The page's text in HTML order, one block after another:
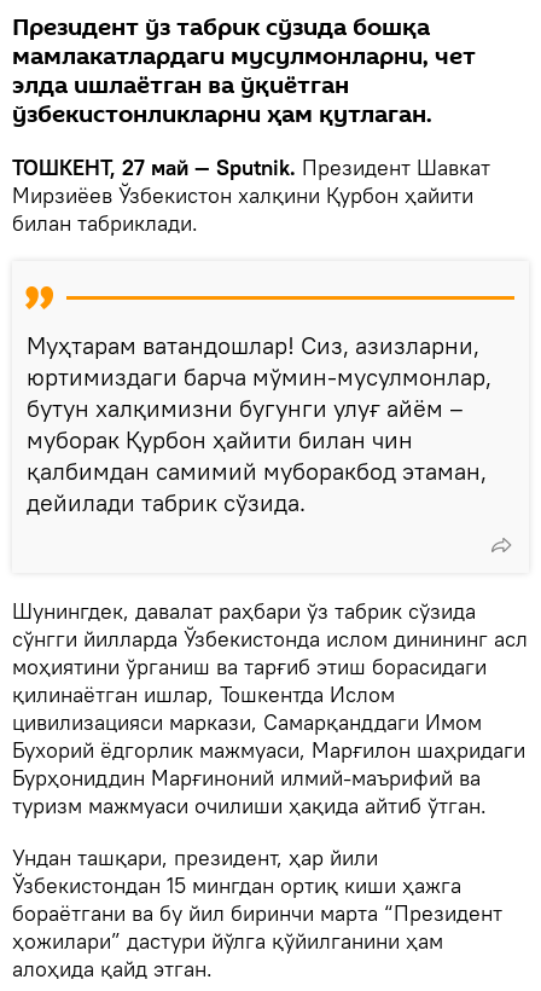
Президент ўз табрик сўзида бошқа
мамлакатлардаги мусулмонларни, чет
элда ишлаётган ва ўқиётган
ўзбекистонликларни ҳам қутлаган.
ТОШКЕНТ, 27 май — Sputnik. Президент Шавкат
Мирзиёев Ўзбекистон халқини Қурбон ҳайити
билан табриклади.
Муҳтарам ватандошлар! Сиз, азизларни,
юртимиздаги барча мўмин-мусулмонлар,
бутун халқимизни бугунги улуғ айём –
муборак Қурбон ҳайити билан чин
қалбимдан самимий муборакбод этаман,
дейилади табрик сўзида.
Шунингдек, давалат раҳбари ўз табрик сўзида
сўнгги йилларда Ўзбекистонда ислом динининг асл
моҳиятини ўрганиш ва тарғиб этиш борасидаги
қилинаётган ишлар, Тошкентда Ислом
цивилизацияси маркази, Самарқанддаги Имом
Бухорий ёдгорлик мажмуаси, Марғилон шаҳридаги
Бурҳониддин Марғиноний илмий-маърифий ва
туризм мажмуаси очилиши ҳақида айтиб ўтган.
Ундан ташқари, президент, ҳар йили
Ўзбекистондан 15 мингдан ортиқ киши ҳажга
бораётгани ва бу йил биринчи марта “Президент
ҳожилари” дастури йўлга қўйилганини ҳам
алоҳида қайд этган.